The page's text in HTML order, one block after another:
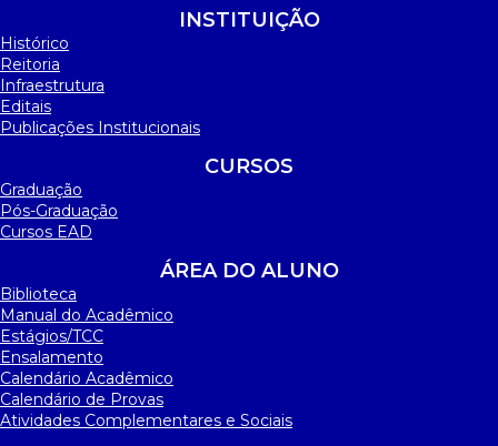
INSTITUIÇÃO
Histórico
Reitoria
Infraestrutura
Editais
Publicações Institucionais
CURSOS
Graduação
Pós-Graduação
Cursos EAD
ÁREA DO ALUNO
Biblioteca
Manual do Acadêmico
Estágios/TCC
Ensalamento
Calendário Acadêmico
Calendário de Provas
Atividades Complementares e Sociais